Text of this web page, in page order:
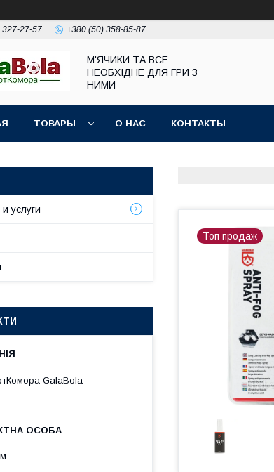
327-27-57 +380 (50) 358-85-87
М'ЯЧИКИ ТА ВСЕ
НЕОБХІДНЕ ДЛЯ ГРИ З
НИМИ
ТОВАРЫ О НАС КОНТАКТЫ
Топ продаж
услуги
GalaBola